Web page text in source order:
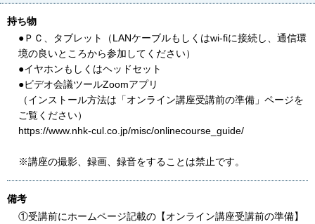
持ち物
●ＰＣ、タブレット（LANケーブルもしくはwi-fiに接続し、通信環
境の良いところから参加してください）
●イヤホンもしくはヘッドセット
●ビデオ会議ツールZoomアプリ
（インストール方法は「オンライン講座受講前の準備」ページを
ご覧ください）
https://www.nhk-cul.co.jp/misc/onlinecourse_guide/
※講座の撮影、録画、録音をすることは禁止です。
備考
①受講前にホームページ記載の【オンライン講座受講前の準備】